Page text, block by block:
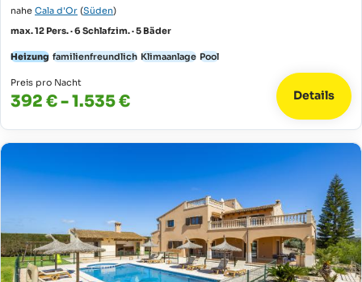
nahe Cala d'Or (Süden)
max. 12 Pers. · 6 Schlafzim. · 5 Bäder
Heizung familienfreundlich Klimaanlage Pool
Preis pro Nacht
392 € - 1.535 € Details